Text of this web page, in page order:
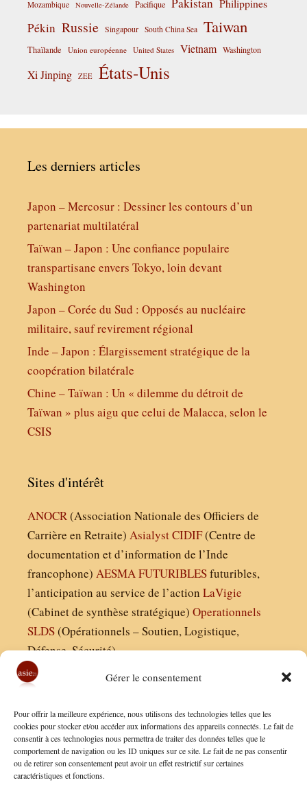
Gérer le consentement
Pour offrir la meilleure expérience, nous utilisons des technologies telles que les
cookies pour stocker et/ou accéder aux informations des appareils connectés. Le fait de
consentir à ces technologies nous permettra de traiter des données telles que le
comportement de navigation ou les ID uniques sur ce site. Le fait de ne pas consentir
ou de retirer son consentement peut avoir un effet restrictif sur certaines
caractéristiques et fonctions.
Mozambique Nouvelle-Zélande Pacifique
Pékin Russie Singapour South China Sea Taiwan
Thaïlande Union européenne United States Vietnam Washington
Xi Jinping ZEE États-Unis
Les derniers articles
Japon – Mercosur : Dessiner les contours d’un
partenariat multilatéral
Taïwan – Japon : Une confiance populaire
transpartisane envers Tokyo, loin devant
Washington
Japon – Corée du Sud : Opposés au nucléaire
militaire, sauf revirement régional
Inde – Japon : Élargissement stratégique de la
coopération bilatérale
Chine – Taïwan : Un « dilemme du détroit de
Taïwan » plus aigu que celui de Malacca, selon le
CSIS
Sites d'intérêt
ANOCR (Association Nationale des Officiers de
Carrière en Retraite) AsialystCIDIF(Centre de
documentation et d’information de l’Inde
francophone) AESMA FUTURIBLESfuturibles,
l’anticipation au service de l’action LaVigie
(Cabinet de synthèse stratégique) Operationnels
SLDS(Opérationnels – Soutien, Logistique,
Défense, Sécurité)
Finaldées EURL
Siège social : 13 avenue Boudon, 75016, Paris
Nous contacter